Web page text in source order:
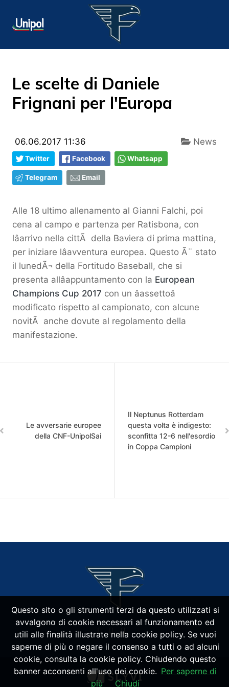
Le scelte di Daniele
Frignani per l'Europa
06.06.2017 11:36 News
Twitter Facebook Whatsapp
Telegram Email
Alle 18 ultimo allenamento al Gianni Falchi, poi
cena al campo e partenza per Ratisbona, con
lâarrivo nella cittÃ della Baviera di prima mattina,
per iniziare lâavventura europea. Questo Ã¨ stato
il lunedÃ¬ della Fortitudo Baseball, che si
presenta allâappuntamento con la European
Champions Cup 2017 con un âassettoâ
modificato rispetto al campionato, con alcune
novitÃ anche dovute al regolamento della
manifestazione.
Le avversarie europee
della CNF-UnipolSai
Il Neptunus Rotterdam
questa volta è indigesto:
sconfitta 12-6 nell'esordio
in Coppa Campioni
Questo sito o gli strumenti terzi da questo utilizzati si
avvalgono di cookie necessari al funzionamento ed
utili alle finalità illustrate nella cookie policy. Se vuoi
saperne di più o negare il consenso a tutti o ad alcuni
cookie, consulta la cookie policy. Chiudendo questo
banner acconsenti all'uso dei cookie. Per saperne di
più
Chiudi